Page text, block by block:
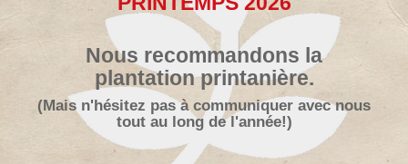
Nous recommandons la
plantation printanière.
(Mais n'hésitez pas à communiquer avec nous
tout au long de l'année!)